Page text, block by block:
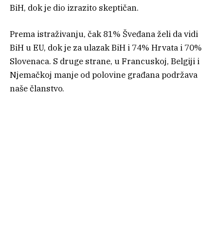
BiH, dok je dio izrazito skeptičan.
Prema istraživanju, čak 81% Šveđana želi da vidi
BiH u EU, dok je za ulazak BiH i 74% Hrvata i 70%
Slovenaca. S druge strane, u Francuskoj, Belgiji i
Njemačkoj manje od polovine građana podržava
naše članstvo.